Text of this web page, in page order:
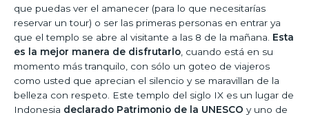
que puedas ver el amanecer (para lo que necesitarías
reservar un tour) o ser las primeras personas en entrar ya
que el templo se abre al visitante a las 8 de la mañana. Esta
es la mejor manera de disfrutarlo , cuando está en su
momento más tranquilo, con sólo un goteo de viajeros
como usted que aprecian el silencio y se maravillan de la
belleza con respeto. Este templo del siglo IX es un lugar de
Indonesia declarado Patrimonio de la UNESCO y uno de